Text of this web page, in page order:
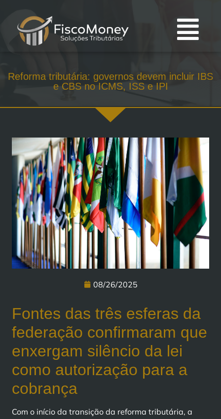
Reforma tributária: governos devem incluir IBS
e CBS no ICMS, ISS e IPI
08/26/2025
Fontes das três esferas da
federação confirmaram que
enxergam silêncio da lei
como autorização para a
cobrança
Com o início da transição da reforma tributária, a